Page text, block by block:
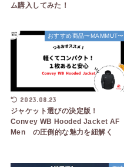
ム購入してみた！
おすすめ商品〜MAMMUT〜
2023.08.23
ジャケット選びの決定版！
Convey WB Hooded Jacket AF
Men の圧倒的な魅力を紐解く